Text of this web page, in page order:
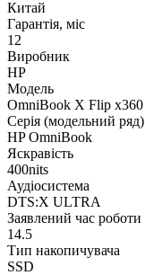
Китай
Гарантія, міс
12
Виробник
HP
Модель
OmniBook X Flip x360
Серія (модельний ряд)
HP OmniBook
Яскравість
400nits
Аудіосистема
DTS:X ULTRA
Заявлений час
14.5
Тип накопичувача
SSD